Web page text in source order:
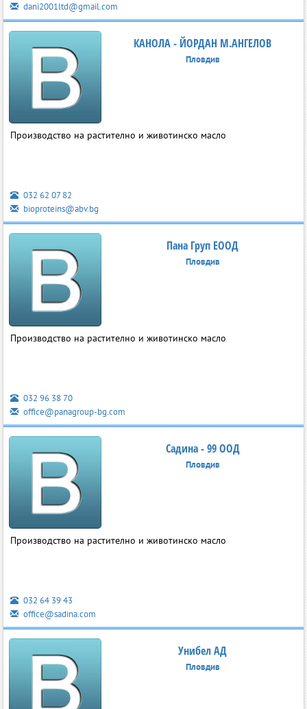
dani2001ltd@gmail.com
КАНОЛА - ЙОРДАН М.АНГЕЛОВ
Пловдив
Производство на растително и животинско масло
032 62 07 82
bioproteins@abv.bg
Пана Груп ЕООД
Пловдив
Производство на растително и животинско масло
032 96 38 70
office@panagroup-bg.com
Садина - 99 ООД
Пловдив
Производство на растително и животинско масло
032 64 39 43
office@sadina.com
Унибел АД
Пловдив